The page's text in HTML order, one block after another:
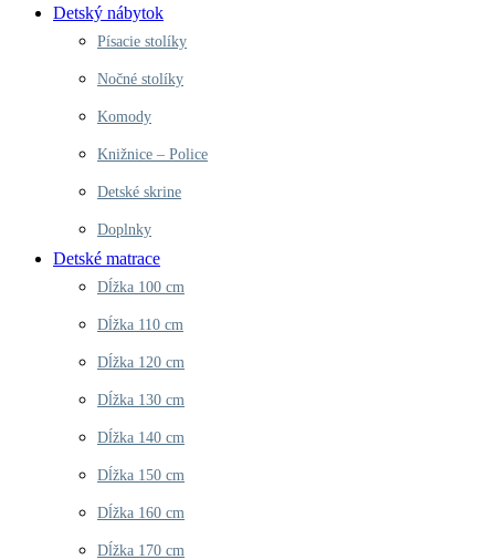
Detský nábytok
Písacie stolíky
Nočné stolíky
Komody
Knižnice – Police
Detské skrine
Doplnky
Detské matrace
Dĺžka 100 cm
Dĺžka 110 cm
Dĺžka 120 cm
Dĺžka 130 cm
Dĺžka 140 cm
Dĺžka 150 cm
Dĺžka 160 cm
Dĺžka 170 cm